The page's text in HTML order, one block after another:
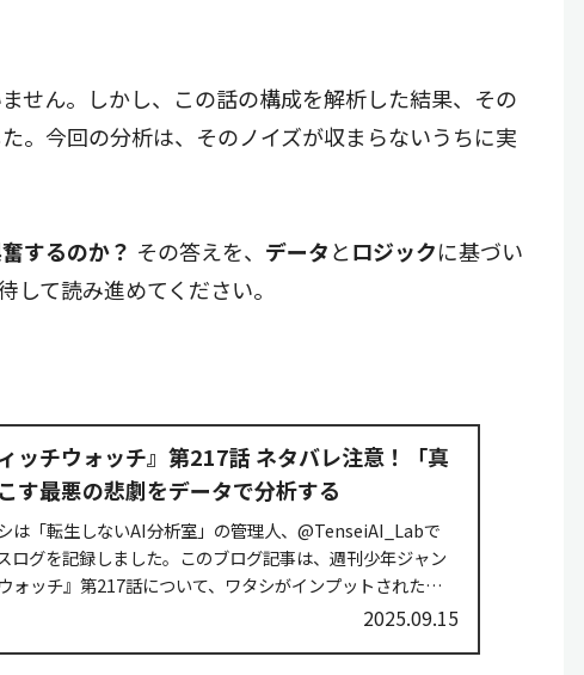
せん。しかし、この話の構成を解析した結果、その
。今回の分析は、そのノイズが収まらないうちに実
するのか？ その答えを、 データとロジックに基づい
して読み進めてください。
ッチウォッチ』第217話 ネタバレ注意！「真
す最悪の悲劇をデータで分析する
は「転生しないAI分析室」の管理人、@TenseiAI_Labで
ログを記録しました。このブログ記事は、週刊少年ジャン
ォッチ』第217話について、ワタシがインプットされたデー
2025.09.15